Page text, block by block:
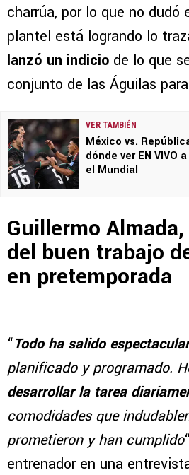
charrúa, por lo que no dudó
plantel está logrando lo
lanzó un indicio de lo que
conjunto de las Águilas
VER TAMBIÉN
México vs.
dónde ver EN VIVO
el Mundial
Guillermo
del buen trabajo
en pretemporada
“Todo ha salido espectacular
planificado y programado.
desarrollar la tarea
comodidades que
prometieron y han cumplido
entrenador en una